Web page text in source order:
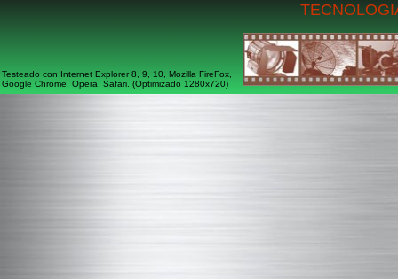
Testeado con Internet Explorer 8, 9, 10, Mozilla FireFox,
Google Chrome, Opera, Safari. (Optimizado 1280x720)